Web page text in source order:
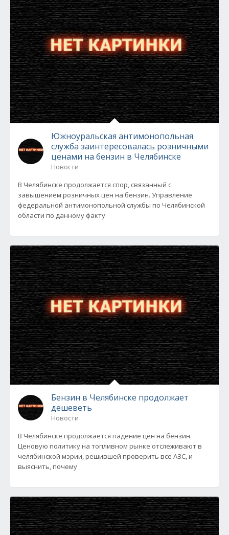
Южноуральская антимонопольная
служба заинтересовалась розничными
ценами на бензин в Челябинске
Новости
В Челябинске продолжается спор, связанный с
завышением розничных цен на бензин. Управление
федеральной антимонопольной службы по Челябинской
области по данному факту
Бензин в Челябинске продолжает
дешеветь
Новости
В Челябинске продолжается падение цен на бензин.
Ценовую политику на топливном рынке отслеживают в
челябинской мэрии, решившей проверить все АЗС, и
выяснить, почему